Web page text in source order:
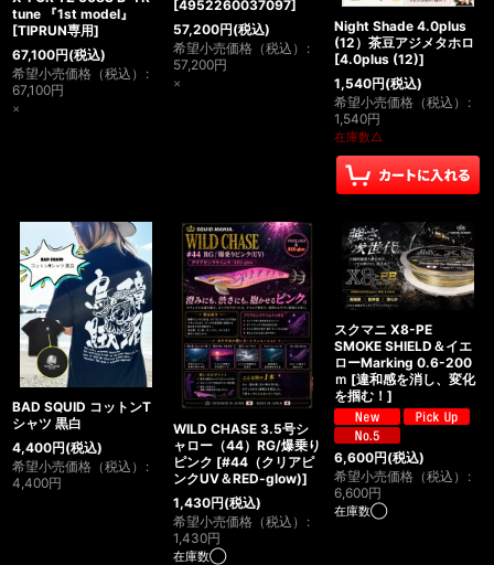
tune 『1st model』
[TIPRUN専用]
67,100円(税込)
希望小売価格（税込） :
67,100円
×
[4952260037097]
57,200円(税込)
希望小売価格（税込） :
57,200円
×
Night Shade 4.0plus
(12）茶豆アジメタホロ
[4.0plus (12)]
1,540円(税込)
希望小売価格（税込） :
1,540円
在庫数△
BAD SQUID コットンT
シャツ 黒白
4,400円(税込)
希望小売価格（税込） :
4,400円
WILD CHASE 3.5号シ
ャロー（44）RG/爆乗り
ピンク [#44（クリアピ
ンクUV＆RED-glow)]
1,430円(税込)
希望小売価格（税込） :
1,430円
在庫数◯
スクマニ X8-PE
SMOKE SHIELD＆イエ
ローMarking 0.6-200
ｍ [違和感を消し、変化
を掴む！ ]
6,600円(税込)
希望小売価格（税込） :
6,600円
在庫数◯